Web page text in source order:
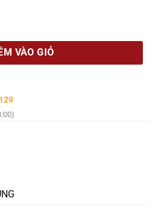
Rachel Aviv – Bùi Trần Ca Dao dịch –
VÀO GIỎ